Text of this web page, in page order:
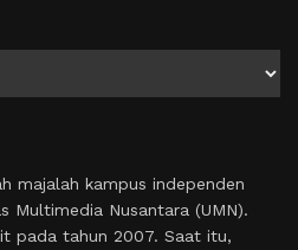
majalah kampus independen
Multimedia Nusantara (UMN).
pada tahun 2007. Saat itu,